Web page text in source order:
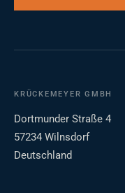
KRÜCKEMEYER GMBH
Dortmunder Straße 4
57234 Wilnsdorf
Deutschland